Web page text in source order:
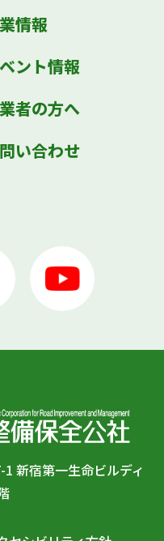
情報
ント情報
者の方へ
い合わせ
新宿第一生命ビルディ